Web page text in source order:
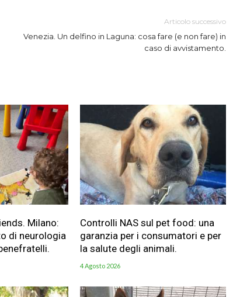
Articolo successivo
Venezia. Un delfino in Laguna: cosa fare (e non fare) in
caso di avvistamento.
Milano:
di neurologia
Controlli NAS sul pet food: una
garanzia per i consumatori e per
la salute degli animali.
4 Agosto 2026